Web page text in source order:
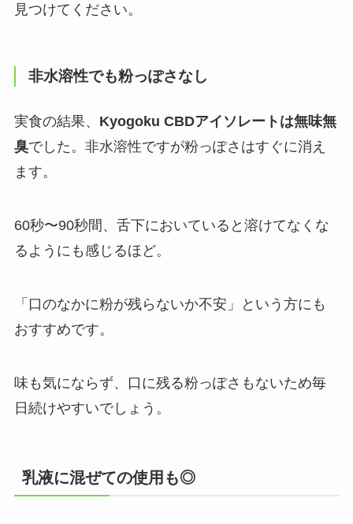
見つけてください。
非水溶性でも粉っぽさなし
実食の結果、 Kyogoku CBDアイソレートは無味無
臭でした。非水溶性ですが粉っぽさはすぐに消え
ます。
60秒〜90秒間、舌下においていると溶けてなくな
るようにも感じるほど。
「口のなかに粉が残らないか不安」という方にも
おすすめです。
味も気にならず、口に残る粉っぽさもないため毎
日続けやすいでしょう。
乳液に混ぜての使用も◎